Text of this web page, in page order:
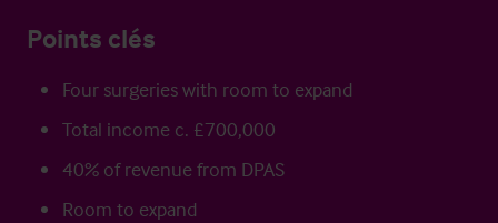
Points clés
Four surgeries with room to expand
Total income c. £700,000
40% of revenue from DPAS
Room to expand